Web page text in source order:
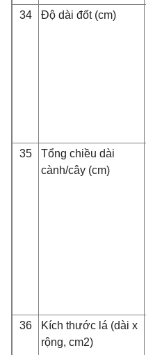
34
Độ dài đốt (cm)
35
Tổng chiều dài
cành/cây (cm)
36
Kích thước lá (dài x
rộng, cm2)